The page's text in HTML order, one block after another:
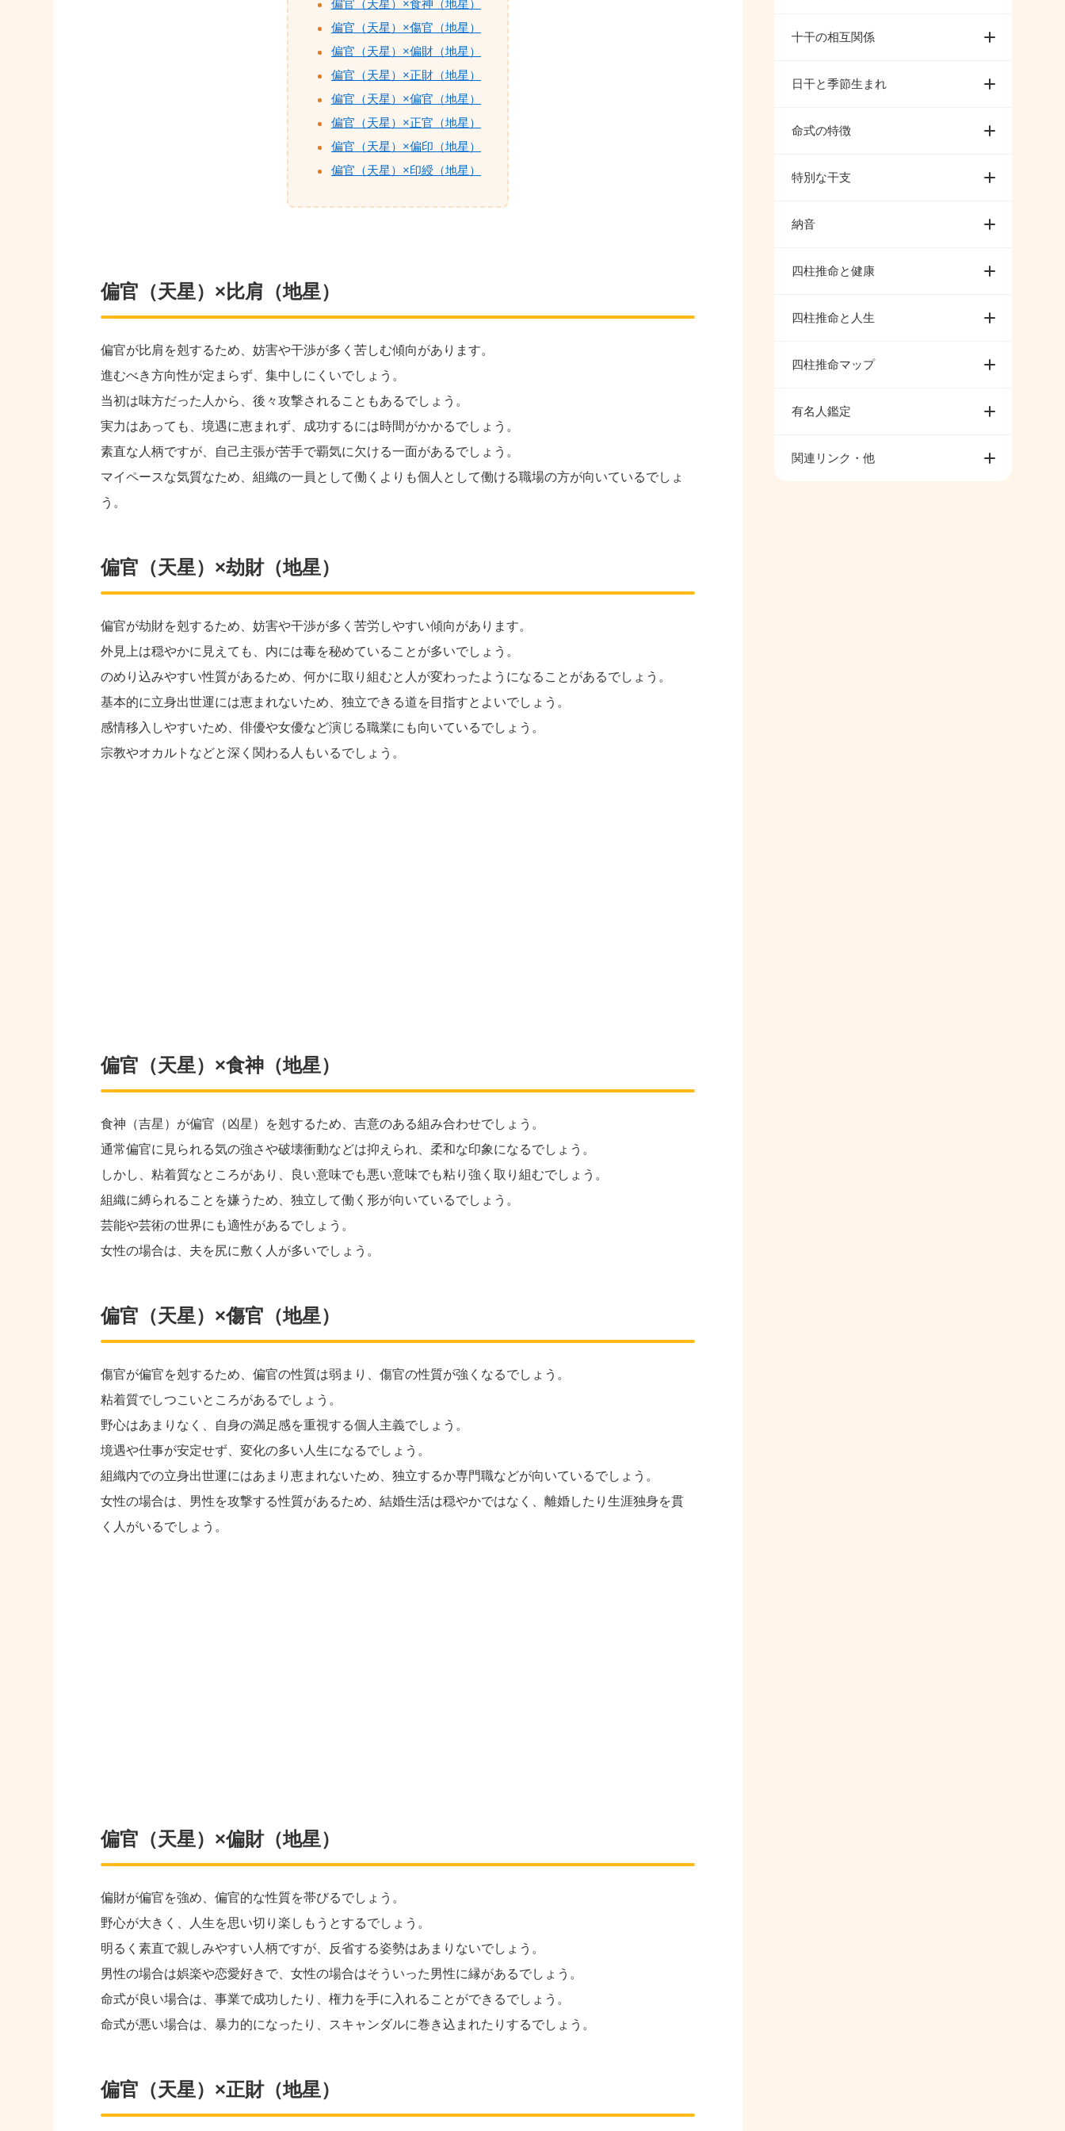
偏官（天星）×食神（地星）
偏官（天星）×傷官（地星）
偏官（天星）×偏財（地星）
偏官（天星）×正財（地星）
偏官（天星）×偏官（地星）
偏官（天星）×正官（地星）
偏官（天星）×偏印（地星）
偏官（天星）×印綬（地星）
偏官（天星）×比肩（地星）
偏官が比肩を剋するため、妨害や干渉が多く苦しむ傾向があります。
進むべき方向性が定まらず、集中しにくいでしょう。
当初は味方だった人から、後々攻撃されることもあるでしょう。
実力はあっても、境遇に恵まれず、成功するには時間がかかるでしょう。
素直な人柄ですが、自己主張が苦手で覇気に欠ける一面があるでしょう。
マイペースな気質なため、組織の一員として働くよりも個人として働ける職場の方が向いているでしょ
う。
偏官（天星）×劫財（地星）
偏官が劫財を剋するため、妨害や干渉が多く苦労しやすい傾向があります。
外見上は穏やかに見えても、内には毒を秘めていることが多いでしょう。
のめり込みやすい性質があるため、何かに取り組むと人が変わったようになることがあるでしょう。
基本的に立身出世運には恵まれないため、独立できる道を目指すとよいでしょう。
感情移入しやすいため、俳優や女優など演じる職業にも向いているでしょう。
宗教やオカルトなどと深く関わる人もいるでしょう。
偏官（天星）×食神（地星）
食神（吉星）が偏官（凶星）を剋するため、吉意のある組み合わせでしょう。
通常偏官に見られる気の強さや破壊衝動などは抑えられ、柔和な印象になるでしょう。
しかし、粘着質なところがあり、良い意味でも悪い意味でも粘り強く取り組むでしょう。
組織に縛られることを嫌うため、独立して働く形が向いているでしょう。
芸能や芸術の世界にも適性があるでしょう。
女性の場合は、夫を尻に敷く人が多いでしょう。
偏官（天星）×傷官（地星）
傷官が偏官を剋するため、偏官の性質は弱まり、傷官の性質が強くなるでしょう。
粘着質でしつこいところがあるでしょう。
野心はあまりなく、自身の満足感を重視する個人主義でしょう。
境遇や仕事が安定せず、変化の多い人生になるでしょう。
組織内での立身出世運にはあまり恵まれないため、独立するか専門職などが向いているでしょう。
女性の場合は、男性を攻撃する性質があるため、結婚生活は穏やかではなく、離婚したり生涯独身を貫
く人がいるでしょう。
偏官（天星）×偏財（地星）
偏財が偏官を強め、偏官的な性質を帯びるでしょう。
野心が大きく、人生を思い切り楽しもうとするでしょう。
明るく素直で親しみやすい人柄ですが、反省する姿勢はあまりないでしょう。
男性の場合は娯楽や恋愛好きで、女性の場合はそういった男性に縁があるでしょう。
命式が良い場合は、事業で成功したり、権力を手に入れることができるでしょう。
命式が悪い場合は、暴力的になったり、スキャンダルに巻き込まれたりするでしょう。
偏官（天星）×正財（地星）
十干の相互関係
日干と季節生まれ
命式の特徴
特別な干支
納音
四柱推命と健康
四柱推命と人生
四柱推命マップ
有名人鑑定
関連リンク・他